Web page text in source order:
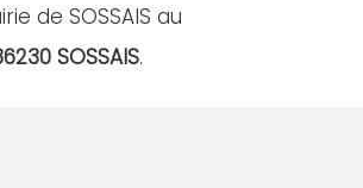
de SOSSAIS au
SOSSAIS.